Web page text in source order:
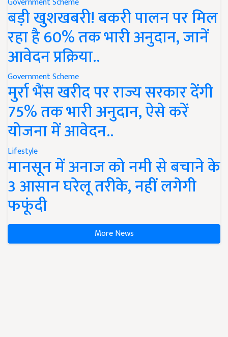
बड़ी खुशखबरी! बकरी पालन पर मिल
रहा है 60% तक भारी अनुदान, जानें
आवेदन प्रक्रिया..
Government Scheme
मुर्रा भैंस खरीद पर राज्य सरकार देंगी
75% तक भारी अनुदान, ऐसे करें
योजना में आवेदन..
Lifestyle
मानसून में अनाज को नमी से बचाने के
3 आसान घरेलू तरीके, नहीं लगेगी
फफूंदी
More News